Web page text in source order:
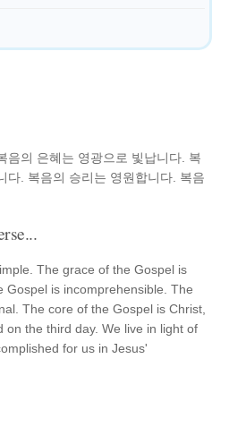
음의 은혜는 영광으로 빛납니다. 복
다. 복음의 승리는 영원합니다. 복음
The grace of the Gospel is
Gospel is incomprehensible. The
The core of the Gospel is Christ,
on the third day. We live in light of
for us in Jesus'